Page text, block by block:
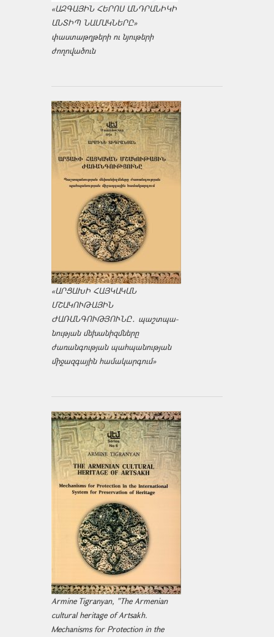
«ԱԶԳԱՅԻՆ ՀԵՐՈՍ ԱՆԴՐԱՆԻԿԻ
ԱՆՏԻՊ ՆԱՄԱԿՆԵՐԸ»
փաստաթղթերի ու նյութերի
ժողովածուն
«ԱՐՑԱԽԻ ՀԱՅԿԱԿԱՆ
ՄՇԱԿՈՒԹԱՅԻՆ
ԺԱՌԱՆԳՈՒԹՅՈՒՆԸ․ պաշտպա­
նության մեխանիզմները
ժառանգության պահպանության
միջազ­գային համակարգում»
Armine Tigranyan, "The Armenian
cultural heritage of Artsakh.
Mechanisms for Protection in the